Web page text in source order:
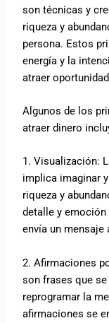
son técnicas y
riqueza y
persona. Estos
energía y la
atraer
Algunos de los
atraer dinero
1. Visualización:
implica imaginar
riqueza y
detalle y
envía un mensaje
2. Afirmaciones
son frases que
reprogramar la
afirmaciones se